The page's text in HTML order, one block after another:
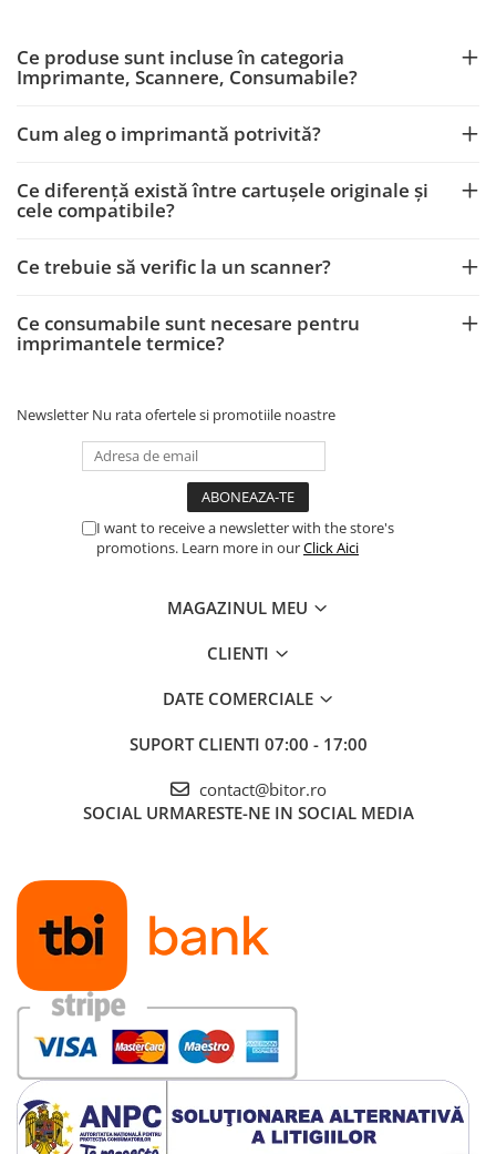
Ce produse sunt incluse în categoria
Imprimante, Scannere, Consumabile?
Cum aleg o imprimantă potrivită?
Ce diferență există între cartușele originale și
cele compatibile?
Ce trebuie să verific la un scanner?
Ce consumabile sunt necesare pentru
imprimantele termice?
Newsletter Nu rata ofertele si promotiile noastre
I want to receive a newsletter with the store's
promotions. Learn more in ourClick Aici
MAGAZINUL MEU
CLIENTI
DATE COMERCIALE
SUPORT CLIENTI 07:00 - 17:00
contact@bitor.ro
SOCIAL URMARESTE-NE IN SOCIAL MEDIA